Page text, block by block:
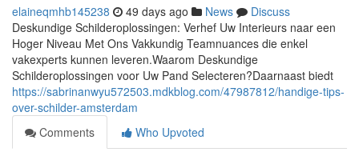
elaineqmhb145238 49 days ago News
Discuss
Deskundige Schilderoplossingen: Verhef Uw Interieurs naar een
Hoger Niveau Met Ons Vakkundig Teamnuances die enkel
vakexperts kunnen leveren.Waarom Deskundige
Schilderoplossingen voor Uw Pand Selecteren?Daarnaast biedt
https://sabrinanwyu572503.mdkblog.com/47987812/handige-tips-
over-schilder-amsterdam
Comments
Who Upvoted